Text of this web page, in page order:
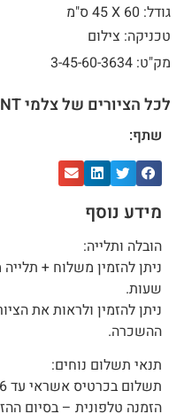
גודל: 60 X
45 ס"מ
טכניקה: צילום
מק"ט: 3-45-60-3634
לכל הציורים של צלמי ART2RENT לחצו כאן
שתף:
מידע נוסף
הובלה ותלייה:
שעות.
ניתן להזמין ולראות את
ההשכרה.
תנאי תשלום נוחים:
תשלום בכרטיס אשראי עד 6 תשלומים ללא ריבית.
הזמנה טלפונית – בסיום